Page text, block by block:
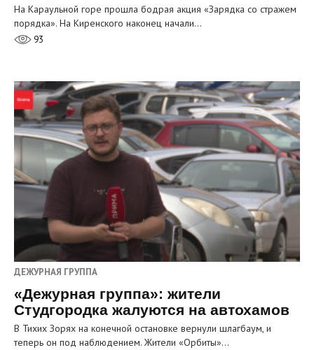
На Караульной горе прошла бодрая акция «Зарядка со стражем
порядка». На Киренского наконец начали…
93
ДЕЖУРНАЯ ГРУППА
«Дежурная группа»: жители
Студгородка жалуются на автохамов
В Тихих Зорях на конечной остановке вернули шлагбаум, и
теперь он под наблюдением. Жители «Орбиты»…